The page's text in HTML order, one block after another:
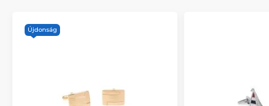
Újdonság